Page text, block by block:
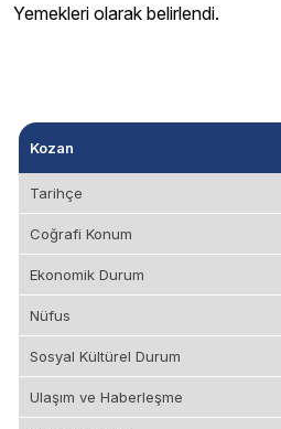
Kozan
Tarihçe
Coğrafi Konum
Ekonomik Durum
Nüfus
Sosyal Kültürel Durum
Ulaşım ve Haberleşme
Yemekleri olarak belirlendi.